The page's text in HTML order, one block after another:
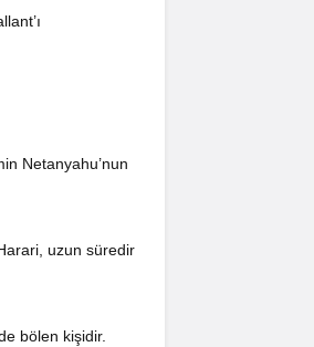
Netanyahu’nun
uzun süredir
bölen kişidir.